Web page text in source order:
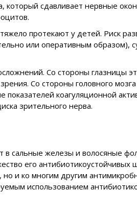
который сдавливает нервные
протекают у детей. Риск
или оперативным образом),
Со стороны глазницы
Со стороны головного
коагуляционной
зрительного нерва.
сальные железы и волосяные
его антибиотикоустойчивых
и ко многим другим
использованием